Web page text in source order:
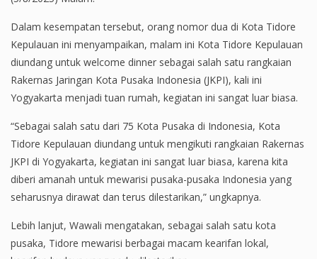
Dalam kesempatan tersebut, orang nomor dua di Kota Tidore
Kepulauan ini menyampaikan, malam ini Kota Tidore Kepulauan
diundang untuk welcome dinner sebagai salah satu rangkaian
Rakernas Jaringan Kota Pusaka Indonesia (JKPI), kali ini
Yogyakarta menjadi tuan rumah, kegiatan ini sangat luar biasa.
“Sebagai salah satu dari 75 Kota Pusaka di Indonesia, Kota
Tidore Kepulauan diundang untuk mengikuti rangkaian Rakernas
JKPI di Yogyakarta, kegiatan ini sangat luar biasa, karena kita
diberi amanah untuk mewarisi pusaka-pusaka Indonesia yang
seharusnya dirawat dan terus dilestarikan,” ungkapnya.
Lebih lanjut, Wawali mengatakan, sebagai salah satu kota
pusaka, Tidore mewarisi berbagai macam kearifan lokal,